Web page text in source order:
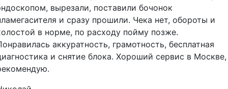
вырезали, поставили бочонок
и сразу прошили. Чека нет, обороты и
в норме, по расходу пойму позже.
аккуратность, грамотность, бесплатная
и снятие блока. Хороший сервис в Москве,